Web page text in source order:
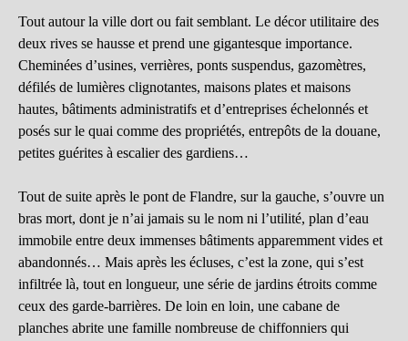
Tout autour la ville dort ou fait semblant. Le décor utilitaire des
deux rives se hausse et prend une gigantesque importance.
Cheminées d’usines, verrières, ponts suspendus, gazomètres,
défilés de lumières clignotantes, maisons plates et maisons
hautes, bâtiments administratifs et d’entreprises échelonnés et
posés sur le quai comme des propriétés, entrepôts de la douane,
petites guérites à escalier des gardiens…
Tout de suite après le pont de Flandre, sur la gauche, s’ouvre un
bras mort, dont je n’ai jamais su le nom ni l’utilité, plan d’eau
immobile entre deux immenses bâtiments apparemment vides et
abandonnés… Mais après les écluses, c’est la zone, qui s’est
infiltrée là, tout en longueur, une série de jardins étroits comme
ceux des garde-barrières. De loin en loin, une cabane de
planches abrite une famille nombreuse de chiffonniers qui